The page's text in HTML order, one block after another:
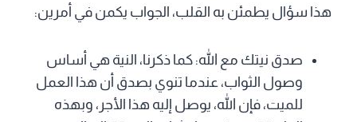
هذا سؤال يطمئن به القلب، الجواب يكمن في أمرين:
صدق نيتك مع الله: كما ذكرنا، النية هي أساس
وصول الثواب، عندما تنوي بصدق أن هذا العمل
للميت، فإن الله، يوصل إليه هذا الأجر، وبهذه